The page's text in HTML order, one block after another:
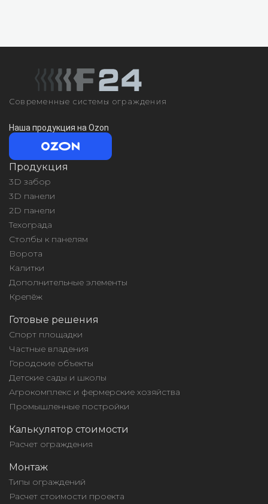
Современные системы ограждения
Наша продукция на Ozon
Продукция
3D забор
3D панели
2D панели
Техограда
Столбы к панелям
Ворота
Калитки
Дополнительные элементы
Крепёж
Готовые решения
Спорт площадки
Частные владения
Городские объекты
Детские сады и школы
Агрокомплекс и фермерские хозяйства
Промышленные постройки
Калькулятор стоимости
Расчет ограждения
Монтаж
Типы ограждений
Расчет стоимости проекта